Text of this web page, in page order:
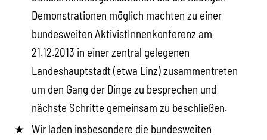
Demonstrationen möglich machten zu einer
bundesweiten AktivistInnenkonferenz am
21.12.2013 in einer zentral gelegenen
Landeshauptstadt (etwa Linz) zusammentreten
um den Gang der Dinge zu besprechen und
nächste Schritte gemeinsam zu beschließen.
Wir laden insbesondere die bundesweiten